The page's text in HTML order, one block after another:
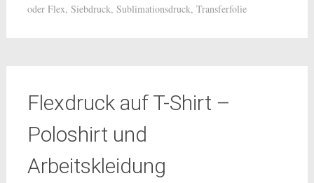
oder Flex, Siebdruck, Sublimationsdruck, Transferfolie
Flexdruck auf T-Shirt –
Poloshirt und
Arbeitskleidung